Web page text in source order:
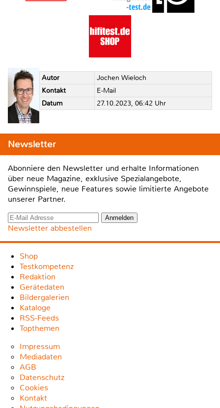
Autor
Jochen Wieloch
Kontakt
E-Mail
Datum
27.10.2023, 06:42 Uhr
Newsletter
Abonniere den Newsletter und erhalte Informationen
über neue Magazine, exklusive Spezialangebote,
Gewinnspiele, neue Features sowie limitierte Angebote
unserer Partner.
Newsletter abbestellen
Shop
Testkompetenz
Redaktion
Gerätedaten
Bildergalerien
Kataloge
RSS-Feeds
Topthemen
Impressum
Mediadaten
AGB
Datenschutz
Cookies
Kontakt